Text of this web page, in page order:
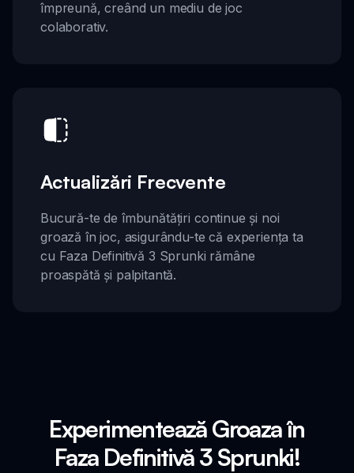
împreună, creând un mediu de joc
colaborativ.
Actualizări Frecvente
Bucură-te de îmbunătățiri continue și noi
groază în joc, asigurându-te că experiența ta
cu Faza Definitivă 3 Sprunki rămâne
proaspătă și palpitantă.
Experimentează Groaza în
Faza Definitivă 3 Sprunki!